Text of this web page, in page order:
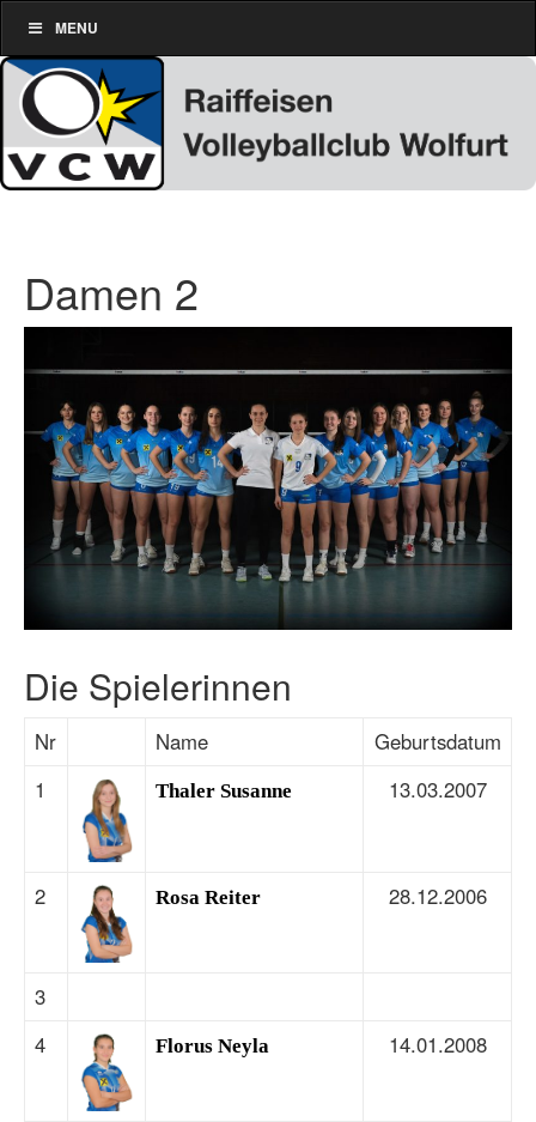
MENU
Damen 2
Die Spielerinnen
Nr Name
Geburtsdatum
1
Thaler Susanne 13.03.2007
2 Rosa Reiter 28.12.2006
3
4
Florus Neyla 14.01.2008